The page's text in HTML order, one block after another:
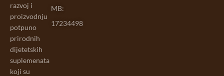
razvoj i
proizvodnju
potpuno
prirodnih
dijetetskih
suplemenata
koji su
MB:
17234498